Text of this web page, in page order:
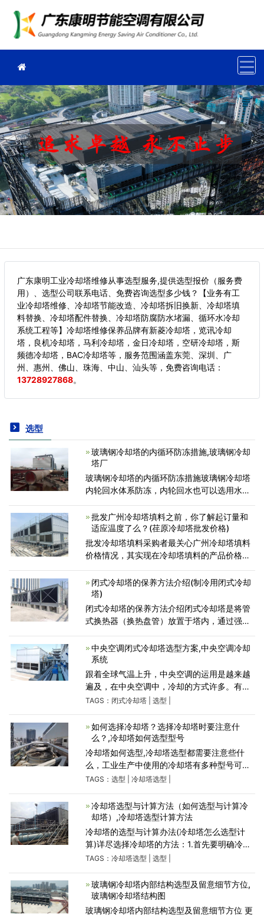
广东康明工业冷却塔维修从事选型服务,提供选型报价（服务费
用）、选型公司联系电话、免费咨询选型多少钱？【业务有工
业冷却塔维修、冷却塔节能改造、冷却塔拆旧换新、冷却塔填
料替换、冷却塔配件替换、冷却塔防腐防水堵漏、循环水冷却
系统工程等】冷却塔维修保养品牌有新菱冷却塔，览讯冷却
塔，良机冷却塔，马利冷却塔，金日冷却塔，空研冷却塔，斯
频德冷却塔，BAC冷却塔等，服务范围涵盖东莞、深圳、广
州、惠州、佛山、珠海、中山、汕头等， 免费咨询电话：
13728927868。
选型
玻璃钢冷却塔的内循环防冻措施,玻璃钢冷却
塔厂
玻璃钢冷却塔的内循环防冻措施玻璃钢冷却塔
内轮回水体系防冻，内轮回水也可以选用水加
来继续防冻保护。循化水加热消费比照大，可
是跟着结冰塔建造
批发广州冷却塔填料之前，你了解起订量和
适应温度了么？(荏原冷却塔批发价格)
批发冷却塔填料采购者最关心广州冷却塔填料
价格情况，其实现在冷却塔填料的产品价格区
买之前先去看一下厂家的起订量，因为如果购
买太少的话，厂家可能
闭式冷却塔的保养方法介绍(制冷用闭式冷却
塔)
闭式冷却塔的保养方法介绍闭式冷却塔是将管
式换热器（换热盘管）放置于塔内，通过强制
果。其密闭式循环特点，能够保证耗水量极
少，水质不受污染，好的保证
中央空调闭式冷却塔选型方案,中央空调冷却
系统
跟着全球气温上升，中央空调的运用是越来越
遍及，在中央空调中，冷却的方式许多。有用
空气来冷却的，叫空冷；有用水来冷却的，叫
却塔选型方案。
TAGS： 闭式冷却塔| 选型
如何选择冷却塔？选择冷却塔时要注意什
么？,冷却塔如何选型型号
冷却塔如何选型,冷却塔选型都需要注意些什
么，工业生产中使用的冷却塔有多种型号可供
选择，在选择时要综合考虑性能参数等方面，
冷却量.进水温度
TAGS： 选型 冷却塔选型
冷却塔选型与计算方法（如何选型与计算冷
却塔）,冷却塔选型计算方法
冷却塔的选型与计算办法(冷却塔怎么选型计
算)详尽选择冷却塔的方法：1.首先要明确冷却
塔的入水环境温度，便于选择规范冷却塔的常
对环境噪声的标
TAGS： 冷却塔选型 选型
玻璃钢冷却塔内部结构选型及留意细节方位,
玻璃钢冷却塔结构图
玻璃钢冷却塔内部结构选型及留意细节方位 更